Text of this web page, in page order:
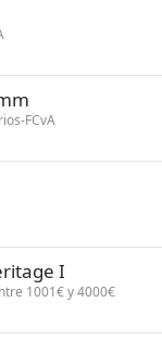
FCvA
I
1001€ y 4000€